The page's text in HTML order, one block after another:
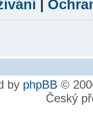
|
by phpBB ©
Český